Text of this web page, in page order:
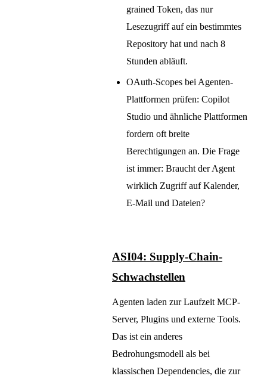
grained Token, das nur
Lesezugriff auf ein bestimmtes
Repository hat und nach 8
Stunden abläuft.
OAuth-Scopes bei Agenten-
Plattformen prüfen: Copilot
Studio und ähnliche Plattformen
fordern oft breite
Berechtigungen an. Die Frage
ist immer: Braucht der Agent
wirklich Zugriff auf Kalender,
E-Mail und Dateien?
ASI04: Supply-Chain-
Schwachstellen
Agenten laden zur Laufzeit MCP-
Server, Plugins und externe Tools.
Das ist ein anderes
Bedrohungsmodell als bei
klassischen Dependencies, die zur